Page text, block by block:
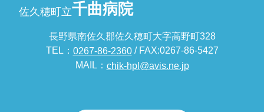
佐久穂町立千曲病院
長野県南佐久郡佐久穂町大字高野町328
TEL： 0267-86-2360/ FAX:0267-86-5427
MAIL： chik-hpl@avis.ne.jp